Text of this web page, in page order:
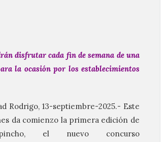
disfrutar cada fin de semana de una
la ocasión por los establecimientos
Rodrigo, 13-septiembre-2025.- Este
da comienzo la primera edición de
el nuevo concurso